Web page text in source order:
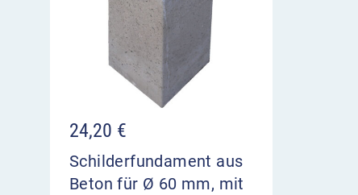
24,20 €
Schilderfundament aus
Beton für Ø 60 mm, mit